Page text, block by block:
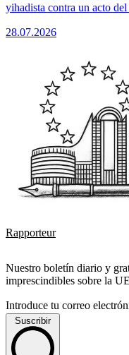
yihadista contra un acto
28.07.2026
Rapporteur
Nuestro boletín diario y
imprescindibles sobre la
Introduce tu correo
Suscribir